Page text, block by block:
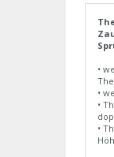
•
•
•
•